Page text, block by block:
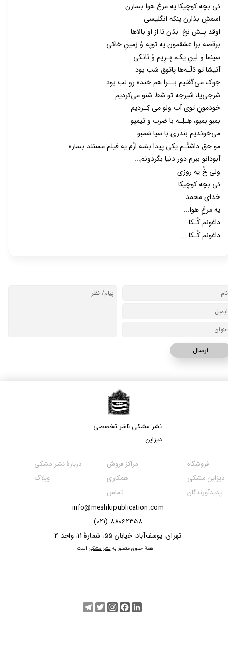
ئی بچه کوچیکا یه مرغ هوا بسازن
اسمشِ بذارن پنکه انگلیسی
اوقد بِـش نخ بدَن تا از او بالاها
برقصه برا عشقمون یه توپه وُ زمینِ خاکی
سینما و لینِ یک‌، بِـرِیم وُ تانکی
آتیشا تو دَلّـه‌ها پاتوق شب بود
جوک می‌گفتیم بِــرا هم خنده رو لب بود
شرجی‌یا، شیرجه تو شط شِنو می‌کِردیم
خودمونِ توی آب ولو می کِـردیم
بمبو بمبو‌، هِـلِـه با ضرب و تیمپو
می‌خوندیم بندری با سیا سَمبو
مو حق داشتُـم یکی پیدا بشه ازُم یه فیلم مستند بسازه
آبودانو ببرم دور دنیا بگردونم...
ولی خُ یه روزی
ئی بچه کوچیکا
خدای محمد
یه مرغِ هوا...
داغونم کُـکا
داغونم کُـکا ...
ارسال
نشر مشکی​​​​​​​ ناشر تخصصی
دیزاین
info@meshkipublication.com
88062358 (021)
​​​​​​تهران، یوسف‌آباد، خیابان 55 ، شمارۀ 11 ،واحد 2
مراکز فروش
همکاری
تماس
فروشگاه
دیزاین مشکی
پدیدآورندگان
دربارۀ نشر مشکی
وبلاگ
​همۀ حقوق متعلق بهنشر مشکیاست.
Telegram
TwitterInstagramFacebook